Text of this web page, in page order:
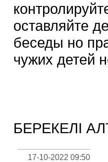
оставляйте
беседы но
чужих детей
БЕРЕКЕЛІ
17-10-2022 09:50